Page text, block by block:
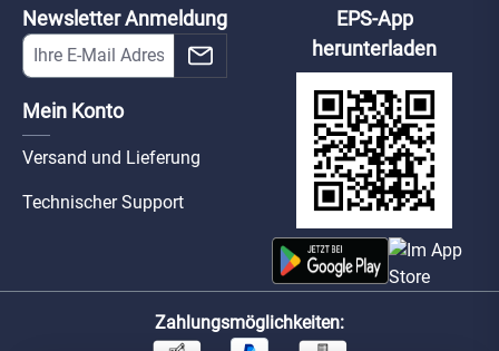
Newsletter Anmeldung
Mein Konto
Versand und Lieferung
Technischer Support
EPS-App
herunterladen
Zahlungsmöglichkeiten: